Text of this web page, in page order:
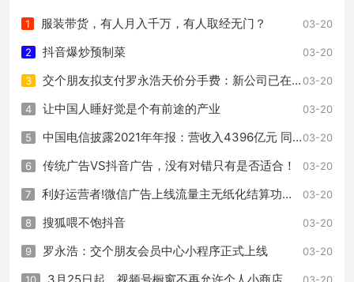
03-20
1 服装带货，有人月入千万，有人取经无门？
03-20
2 抖音爆炒预制菜
03-20
3 交个朋友拟支付罗永浩天价分手费：新公司已在筹备、不叫锤子
03-20
4 让中国人睡好觉是个有前途的产业
03-20
5 中国电信披露2021年年报：营收入4396亿元 同比增长11.7%
03-20
6 传统广告VS抖音广告，没有对错只有是否适合！
03-20
7 利好运营者!微信广告上线流量主无纸化结算功能 结算更方便
03-20
8 搜狐喂不饱抖音
03-20
9 罗永浩：交个朋友会员中心小程序正式上线
03-20
10 3月25日起，视频号橱窗不再允许个人小商店接入